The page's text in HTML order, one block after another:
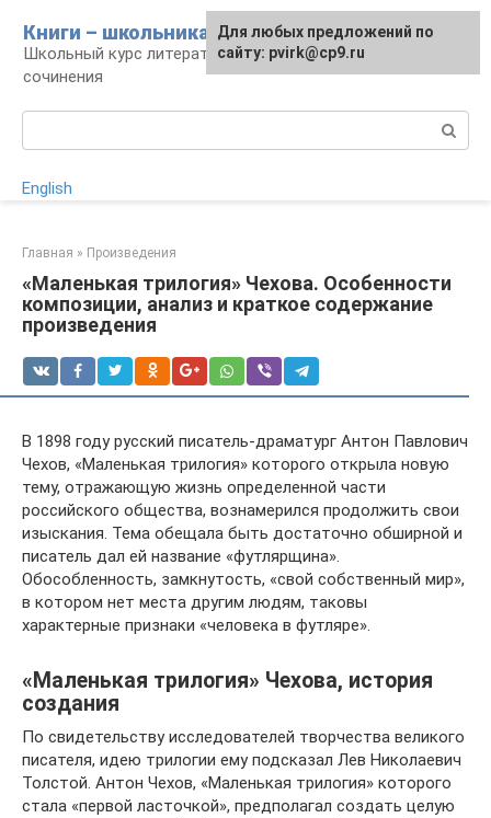
контенту
Книги – школьникам
Школьный курс литературы: уроки и
сочинения
English
Главная » Произведения
«Маленькая трилогия» Чехова. Особенности
композиции, анализ и краткое содержание
произведения
В 1898 году русский писатель-драматург Антон Павлович
Чехов, «Маленькая трилогия» которого открыла новую
тему, отражающую жизнь определенной части
российского общества, вознамерился продолжить свои
изыскания. Тема обещала быть достаточно обширной и
писатель дал ей название «футлярщина».
Обособленность, замкнутость, «свой собственный мир»,
в котором нет места другим людям, таковы
характерные признаки «человека в футляре».
«Маленькая трилогия» Чехова, история
создания
По свидетельству исследователей творчества великого
писателя, идею трилогии ему подсказал Лев Николаевич
Толстой. Антон Чехов, «Маленькая трилогия» которого
стала «первой ласточкой», предполагал создать целую
Для любых предложений по
сайту: pvirk@cp9.ru